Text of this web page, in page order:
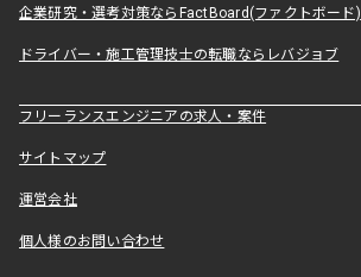
企業研究・選考対策ならFactBoard(ファクトボード)
ドライバー・施工管理技士の転職ならレバジョブ
フリーランスエンジニアの求人・案件
サイトマップ
運営会社
個人様のお問い合わせ